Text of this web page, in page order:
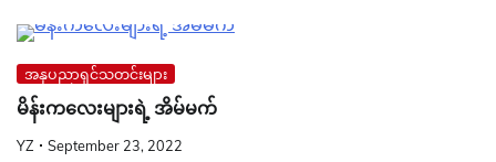
အနုပညာရှင်သတင်းများ
မိန်းကလေးများရဲ့ အိမ်မက်
YZ September 23, 2022